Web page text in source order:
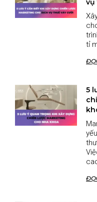
vụ
tỉ
5